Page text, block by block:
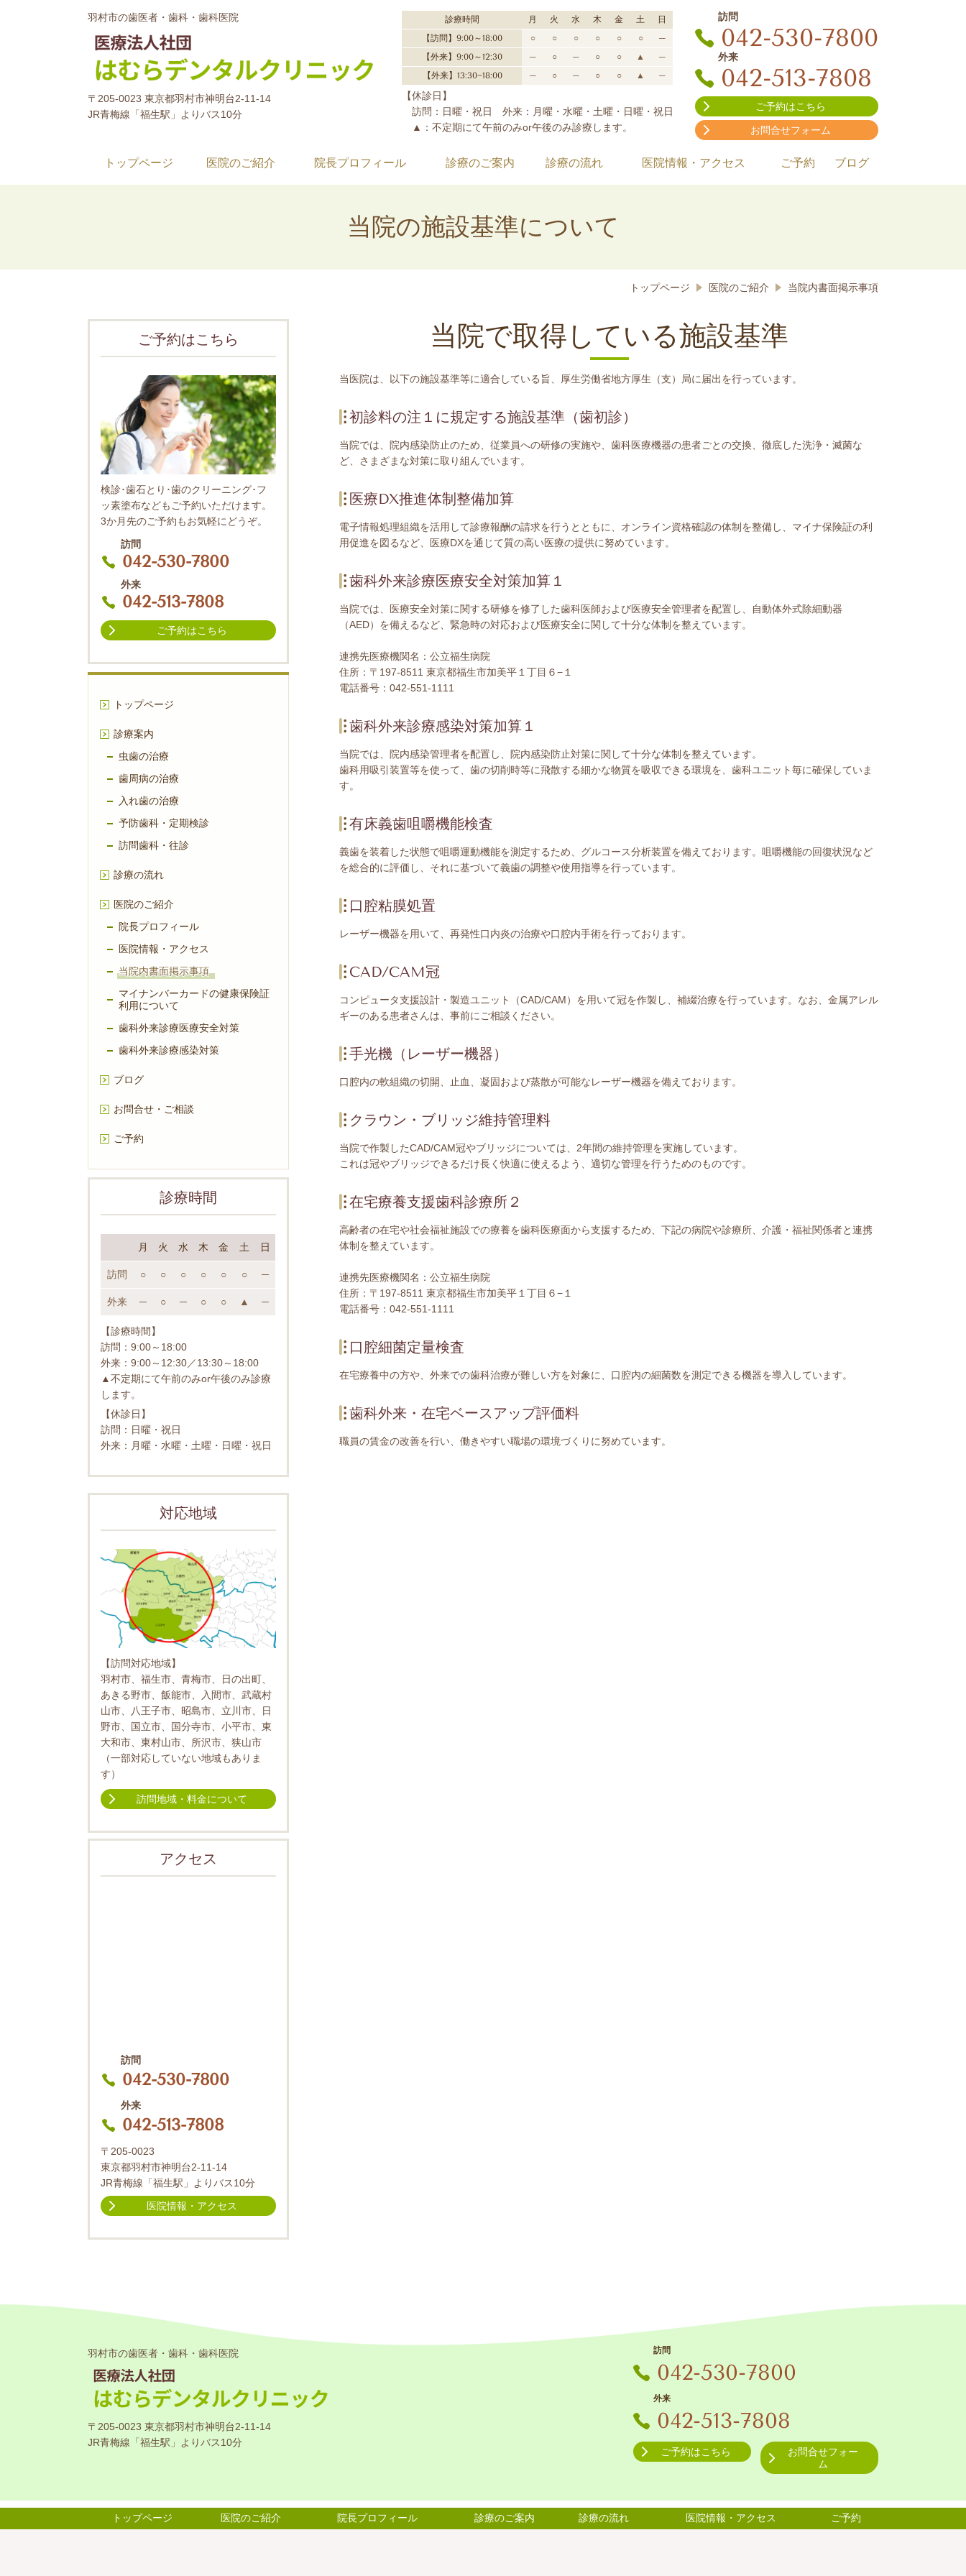
羽村市の歯医者・歯科・歯科医院
〒205-0023 東京都羽村市神明台2-11-14
JR青梅線「福生駅」よりバス10分
診療時間 月 火 水 木 金 土
日
【訪問】9:00～18:00
○ ○ ○ ○ ○ ○
─
【外来】9:00～12:30
─ ○ ─ ○ ○ ▲
─
【外来】13:30~18:00
─ ○ ─ ○ ○ ▲ ─
【休診日】
訪問：日曜・祝日 外来：月曜・水曜・土曜・日曜・祝日
▲ ： 不定期にて午前のみor午後のみ診療します。
訪問
042-530-7800
外来
042-513-7808
ご予約はこちら
お問合せフォーム
トップページ 医院のご紹介 院長プロフィール 診療のご案内 診療の流れ 医院情報・アクセス ご予約 ブログ
当院の施設基準について
トップページ 医院のご紹介 当院内書面掲示事項
当院で取得している施設基準
当医院は、以下の施設基準等に適合している旨、厚生労働省地方厚生（支）局に届出を行っています。
初診料の注１に規定する施設基準（歯初診）
当院では、院内感染防止のため、従業員への研修の実施や、歯科医療機器の患者ごとの交換、徹底した洗浄・滅菌な
ど、さまざまな対策に取り組んでいます。
医療DX推進体制整備加算
電子情報処理組織を活用して診療報酬の請求を行うとともに、オンライン資格確認の体制を整備し、マイナ保険証の利
用促進を図るなど、医療DXを通じて質の高い医療の提供に努めています。
歯科外来診療医療安全対策加算１
当院では、医療安全対策に関する研修を修了した歯科医師および医療安全管理者を配置し、自動体外式除細動器
（AED）を備えるなど、緊急時の対応および医療安全に関して十分な体制を整えています。
連携先医療機関名：公立福生病院
住所：〒197-8511 東京都福生市加美平１丁目６−１
電話番号：042-551-1111
歯科外来診療感染対策加算１
当院では、院内感染管理者を配置し、院内感染防止対策に関して十分な体制を整えています。
歯科用吸引装置等を使って、歯の切削時等に飛散する細かな物質を吸収できる環境を、歯科ユニット毎に確保していま
す。
有床義歯咀嚼機能検査
義歯を装着した状態で咀嚼運動機能を測定するため、グルコース分析装置を備えております。咀嚼機能の回復状況など
を総合的に評価し、それに基づいて義歯の調整や使用指導を行っています。
口腔粘膜処置
レーザー機器を用いて、再発性口内炎の治療や口腔内手術を行っております。
CAD/CAM冠
コンピュータ支援設計・製造ユニット（CAD/CAM）を用いて冠を作製し、補綴治療を行っています。なお、金属アレル
ギーのある患者さんは、事前にご相談ください。
手光機（レーザー機器）
口腔内の軟組織の切開、止血、凝固および蒸散が可能なレーザー機器を備えております。
クラウン・ブリッジ維持管理料
当院で作製したCAD/CAM冠やブリッジについては、2年間の維持管理を実施しています。
これは冠やブリッジできるだけ長く快適に使えるよう、適切な管理を行うためのものです。
在宅療養支援歯科診療所２
高齢者の在宅や社会福祉施設での療養を歯科医療面から支援するため、下記の病院や診療所、介護・福祉関係者と連携
体制を整えています。
連携先医療機関名：公立福生病院
住所：〒197-8511 東京都福生市加美平１丁目６−１
電話番号：042-551-1111
口腔細菌定量検査
在宅療養中の方や、外来での歯科治療が難しい方を対象に、口腔内の細菌数を測定できる機器を導入しています。
歯科外来・在宅ベースアップ評価料
職員の賃金の改善を行い、働きやすい職場の環境づくりに努めています。
ご予約はこちら
検診･歯石とり･歯のクリーニング･フ
ッ素塗布などもご予約いただけます。
3か月先のご予約もお気軽にどうぞ。
訪問
042-530-7800
外来
042-513-7808
ご予約はこちら
トップページ
診療案内
虫歯の治療
歯周病の治療
入れ歯の治療
予防歯科・定期検診
訪問歯科・往診
診療の流れ
医院のご紹介
院長プロフィール
医院情報・アクセス
当院内書面掲示事項
マイナンバーカードの健康保険証
利用について
歯科外来診療医療安全対策
歯科外来診療感染対策
ブログ
お問合せ・ご相談
ご予約
診療時間
月 火 水 木 金 土 日
訪問 ○ ○ ○ ○ ○ ○ ─
外来 ─ ○ ─ ○ ○ ▲ ─
【診療時間】
訪問：9:00～18:00
外来：9:00～12:30／13:30～18:00
▲不定期にて午前のみor午後のみ診療
します。
【休診日】
訪問：日曜・祝日
外来：月曜・水曜・土曜・日曜・祝日
対応地域
【訪問対応地域】
羽村市、福生市、青梅市、日の出町、
あきる野市、飯能市、入間市、武蔵村
山市、八王子市、昭島市、立川市、日
野市、国立市、国分寺市、小平市、東
大和市、東村山市、所沢市、狭山市
（一部対応していない地域もありま
す）
訪問地域・料金について
アクセス
訪問
042-530-7800
外来
042-513-7808
〒205-0023
東京都羽村市神明台2-11-14
JR青梅線「福生駅」よりバス10分
医院情報・アクセス
羽村市の歯医者・歯科・歯科医院
〒205-0023 東京都羽村市神明台2-11-14
JR青梅線「福生駅」よりバス10分
訪問
042-530-7800
外来
042-513-7808
ご予約はこちら
お問合せフォー
ム
トップページ 医院のご紹介 院長プロフィール 診療のご案内 診療の流れ 医院情報・アクセス ご予約